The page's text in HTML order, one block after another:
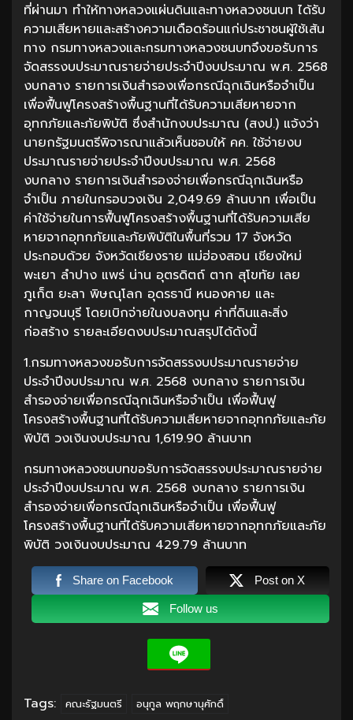
ที่ผ่านมา ทำให้ทางหลวงแผ่นดินและทางหลวงชนบท ได้รับ
ความเสียหายและสร้างความเดือดร้อนแก่ประชาชนผู้ใช้เส้น
ทาง กรมทางหลวงและกรมทางหลวงชนบทจึงขอรับการ
จัดสรรงบประมาณรายจ่ายประจำปีงบประมาณ พ.ศ. 2568
งบกลาง รายการเงินสำรองเพื่อกรณีฉุกเฉินหรือจำเป็น
เพื่อฟื้นฟูโครงสร้างพื้นฐานที่ได้รับความเสียหายจาก
อุทกภัยและภัยพิบัติ ซึ่งสำนักงบประมาณ (สงป.) แจ้งว่า
นายกรัฐมนตรีพิจารณาแล้วเห็นชอบให้ คค. ใช้จ่ายงบ
ประมาณรายจ่ายประจำปีงบประมาณ พ.ศ. 2568
งบกลาง รายการเงินสำรองจ่ายเพื่อกรณีฉุกเฉินหรือ
จำเป็น ภายในกรอบวงเงิน 2,049.69 ล้านบาท เพื่อเป็น
ค่าใช้จ่ายในการฟื้นฟูโครงสร้างพื้นฐานที่ได้รับความเสีย
หายจากอุทกภัยและภัยพิบัติในพื้นที่รวม 17 จังหวัด
ประกอบด้วย จังหวัดเชียงราย แม่ฮ่องสอน เชียงใหม่
พะเยา ลำปาง แพร่ น่าน อุตรดิตถ์ ตาก สุโขทัย เลย
ภูเก็ต ยะลา พิษณุโลก อุดรธานี หนองคาย และ
กาญจนบุรี โดยเบิกจ่ายในงบลงทุน ค่าที่ดินและสิ่ง
ก่อสร้าง รายละเอียดงบประมาณสรุปได้ดังนี้
1.กรมทางหลวงขอรับการจัดสรรงบประมาณรายจ่าย
ประจำปีงบประมาณ พ.ศ. 2568 งบกลาง รายการเงิน
สำรองจ่ายเพื่อกรณีฉุกเฉินหรือจำเป็น เพื่อฟื้นฟู
โครงสร้างพื้นฐานที่ได้รับความเสียหายจากอุทกภัยและภัย
พิบัติ วงเงินงบประมาณ 1,619.90 ล้านบาท
กรมทางหลวงชนบทขอรับการจัดสรรงบประมาณรายจ่าย
ประจำปีงบประมาณ พ.ศ. 2568 งบกลาง รายการเงิน
สำรองจ่ายเพื่อกรณีฉุกเฉินหรือจำเป็น เพื่อฟื้นฟู
โครงสร้างพื้นฐานที่ได้รับความเสียหายจากอุทกภัยและภัย
พิบัติ วงเงินงบประมาณ 429.79 ล้านบาท
Share on Facebook Post on X
Follow us
Tags: คณะรัฐมนตรี อนุกูล พฤกษานุศักดิ์